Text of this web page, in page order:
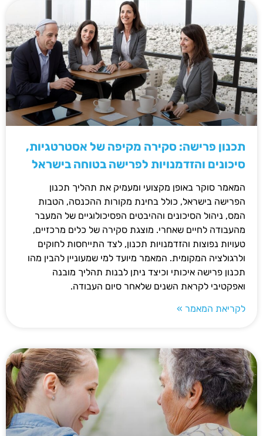
תכנון פרישה: סקירה מקיפה של אסטרטגיות,
סיכונים והזדמנויות לפרישה בטוחה בישראל
המאמר סוקר באופן מקצועי ומעמיק את תהליך תכנון
הפרישה בישראל, כולל בחינת מקורות ההכנסה, הטבות
המס, ניהול הסיכונים וההיבטים הפסיכולוגיים של המעבר
מהעבודה לחיים שאחרי. מוצגת סקירה של כלים מרכזיים,
טעויות נפוצות והזדמנויות תכנון, לצד התייחסות לחוקים
ולרגולציה המקומית. המאמר מיועד למי שמעוניין להבין מהו
תכנון פרישה איכותי וכיצד ניתן לבנות תהליך מובנה
ואפקטיבי לקראת השנים שלאחר סיום העבודה.
לקריאת המאמר »